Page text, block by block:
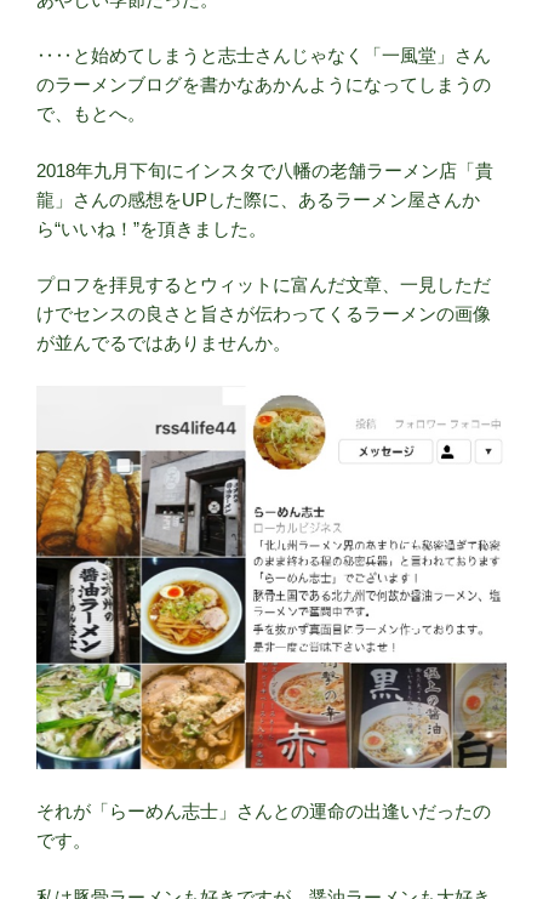
‥‥と始めてしまうと志士さんじゃなく「一風堂」さん
のラーメンブログを書かなあかんようになってしまうの
で、もとへ。
2018年九月下旬にインスタで八幡の老舗ラーメン店「貴
龍」さんの感想をUPした際に、あるラーメン屋さんか
ら“いいね！”を頂きました。
プロフを拝見するとウィットに富んだ文章、一見しただ
けでセンスの良さと旨さが伝わってくるラーメンの画像
が並んでるではありませんか。
それが「らーめん志士」さんとの運命の出逢いだったの
です。